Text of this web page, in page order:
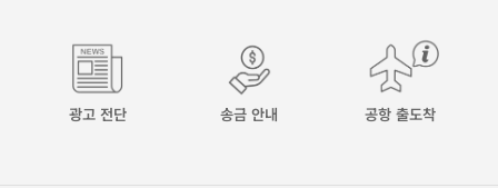
광고 전단 송금 안내 공항 출도착